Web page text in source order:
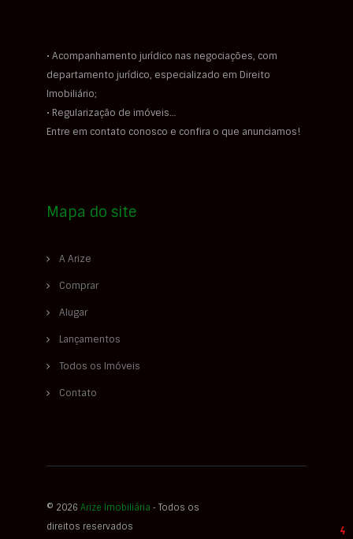
• Acompanhamento jurídico nas negociações, com
departamento jurídico, especializado em Direito
Imobiliário;
• Regularização de imóveis…
Entre em contato conosco e confira o que anunciamos!
Mapa do site
A Arize
Comprar
Alugar
Lançamentos
Todos os Imóveis
Contato
© 2026 Arize Imobiliária ‐ Todos os
direitos reservados